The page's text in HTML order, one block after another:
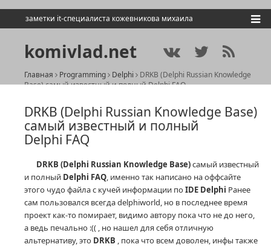
заметки it-специалиста кожевникова михаила
komivlad.net
Главная Programming Delphi
DRKB (Delphi Russian Knowledge
Base) самый известный и полный Delphi FAQ
DRKB (Delphi Russian Knowledge Base)
самый известный и полный
Delphi FAQ
DRKB (Delphi Russian Knowledge Base)самый известный
и полный Delphi FAQ, именно так написано на оффсайте
этого чудо файла с кучей информации поIDE Delphi Ранее
сам пользовался всегда delphiworld, но в последнее время
проект как-то помирает, видимо автору пока что не до него,
а ведь печально :(( , но нашел для себя отличную
альтернативу, это DRKB , пока что всем доволен, инфы также